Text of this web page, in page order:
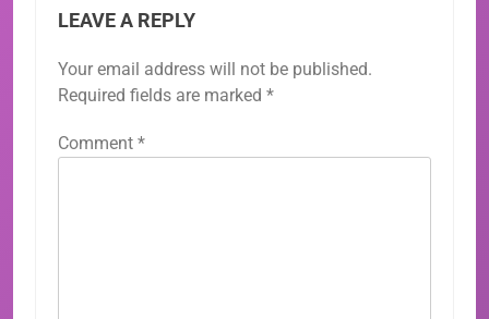
LEAVE A REPLY
Your email address will not be published.
Required fields are marked *
Comment *